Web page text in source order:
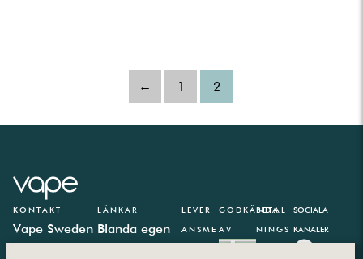
← 1 2
KONTAKT
Vape Sweden
LÄNKAR
Blanda egen
LEVER
ANSME
GODKÄNDA
AV
BETAL
NINGS
SOCIALA
KANALER